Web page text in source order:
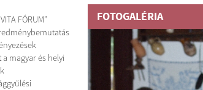
FÓRUM”
magyar és helyi
FOTOGALÉRIA